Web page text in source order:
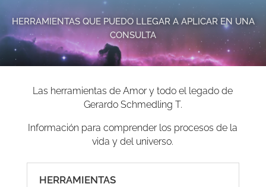
HERRAMIENTAS QUE PUEDO LLEGAR A APLICAR EN UNA
CONSULTA
Las herramientas de Amor y todo el legado de
Gerardo Schmedling T.
Información para comprender los procesos de la
vida y del universo.
HERRAMIENTAS